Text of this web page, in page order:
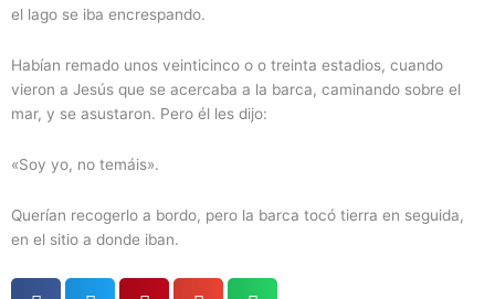
el lago se iba encrespando.
Habían remado unos veinticinco o o treinta estadios, cuando
vieron a Jesús que se acercaba a la barca, caminando sobre el
mar, y se asustaron. Pero él les dijo:
«Soy yo, no temáis».
Querían recogerlo a bordo, pero la barca tocó tierra en seguida,
en el sitio a donde iban.